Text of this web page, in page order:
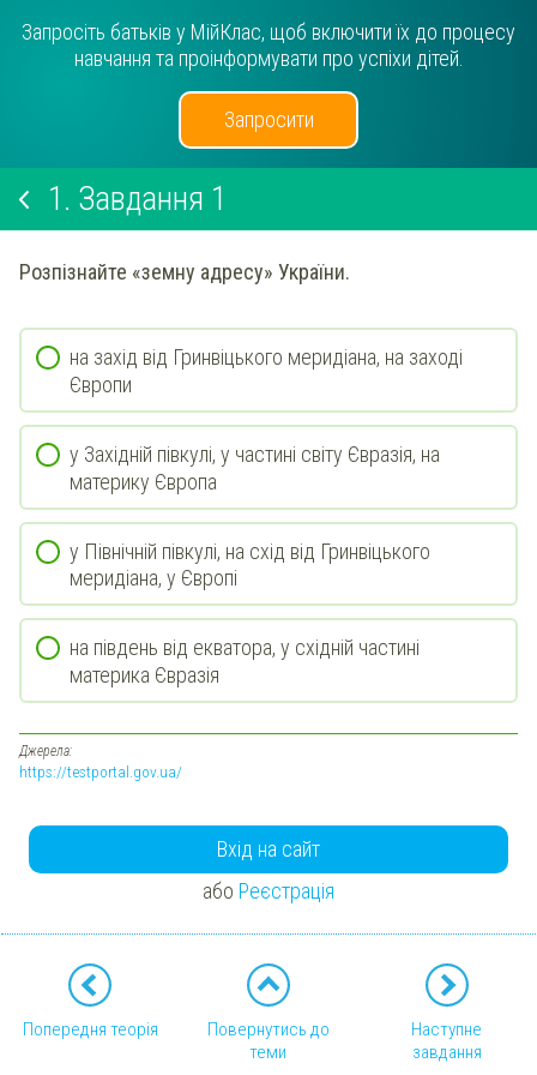
Запросіть батьків у МійКлас, щоб включити їх до процесу
навчання та проінформувати про успіхи дітей.
Запросити
1. Завдання 1
Розпізнайте «земну адресу» України.
на захід від Гринвіцького меридіана, на заході
Європи
у Західній півкулі, у частині світу Євразія, на
материку Європа
у Північній півкулі, на схід від Гринвіцького
меридіана, у Європі
на південь від екватора, у східній частині
материка Євразія
Джерела:
https://testportal.gov.ua/
Вхід на сайт
або Реєстрація
Попередня теорія
Повернутись до
теми
Наступне
завдання